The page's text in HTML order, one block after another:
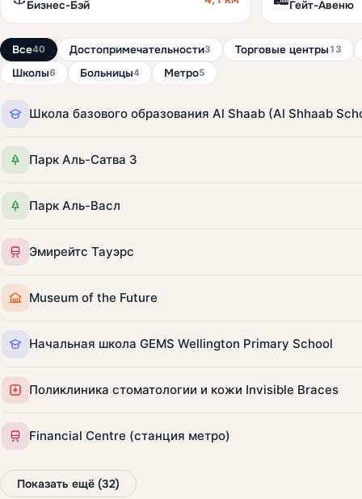
Бизнес-Бэй Гейт-Авеню
Все40 Достопримечательности3 Торговые центры13
Школы6 Больницы4 Метро5
Парк Аль-Сатва 3
Парк Аль-Васл
Эмирейтс Тауэрс
Museum of the Future
Начальная школа GEMS Wellington Primary School
Поликлиника стоматологии и кожи Invisible Braces
Financial Centre (станция метро)
Показать ещё (32)